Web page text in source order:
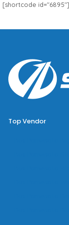
[shortcode id="6895"]
Top Vendor